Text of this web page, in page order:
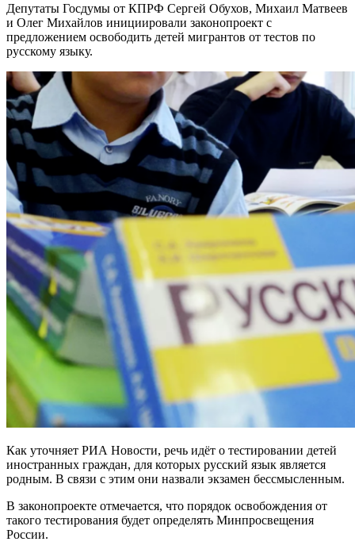
Депутаты Госдумы от КПРФ Сергей Обухов, Михаил Матвеев
и Олег Михайлов инициировали законопроект с
предложением освободить детей мигрантов от тестов по
русскому языку.
Как уточняет РИА Новости, речь идёт о тестировании детей
иностранных граждан, для которых русский язык является
родным. В связи с этим они назвали экзамен бессмысленным.
В законопроекте отмечается, что порядок освобождения от
такого тестирования будет определять Минпросвещения
России.